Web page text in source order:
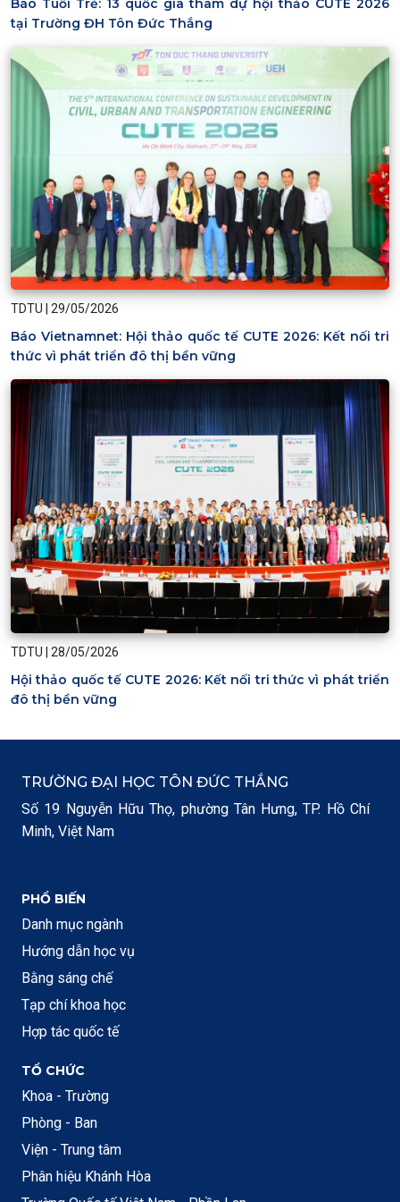
Báo Tuổi Trẻ: 13 quốc gia tham dự hội thảo CUTE 2026
tại Trường ĐH Tôn Đức Thắng
TDTU 29/05/2026
Báo Vietnamnet: Hội thảo quốc tế CUTE 2026: Kết nối tri
thức vì phát triển đô thị bền vững
TDTU 28/05/2026
Hội thảo quốc tế CUTE 2026: Kết nối tri thức vì phát triển
đô thị bền vững
TRƯỜNG ĐẠI HỌC TÔN ĐỨC THẮNG
Số 19 Nguyễn Hữu Thọ, phường Tân Hưng, TP. Hồ Chí
Minh, Việt Nam
PHỔ BIẾN
Danh mục ngành
Hướng dẫn học vụ
Bằng sáng chế
Tạp chí khoa học
Hợp tác quốc tế
TỔ CHỨC
Khoa - Trường
Phòng - Ban
Viện - Trung tâm
Phân hiệu Khánh Hòa